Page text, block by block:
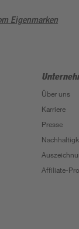
Eigenmarken
Über uns
Karriere
Presse
Affiliate-